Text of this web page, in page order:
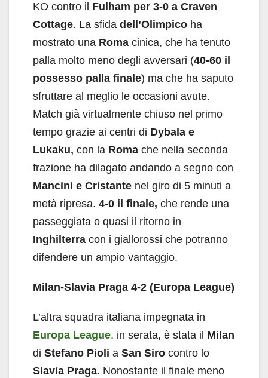
KO contro il Fulham per 3-0 a Craven
Cottage. La sfida dell’Olimpico ha
mostrato una Roma cinica, che ha tenuto
palla molto meno degli avversari (40-60 il
possesso palla finale) ma che ha saputo
sfruttare al meglio le occasioni avute.
Match già virtualmente chiuso nel primo
tempo grazie ai centri di Dybala e
Lukaku, con la Roma che nella seconda
frazione ha dilagato andando a segno con
Mancini e Cristante nel giro di 5 minuti a
metà ripresa. 4-0 il finale, che rende una
passeggiata o quasi il ritorno in
Inghilterra con i giallorossi che potranno
difendere un ampio vantaggio.
Milan-Slavia Praga 4-2 (Europa League)
L’altra squadra italiana impegnata in
Europa League, in serata, è stata il Milan
di Stefano Pioli a San Siro contro lo
Slavia Praga. Nonostante il finale meno